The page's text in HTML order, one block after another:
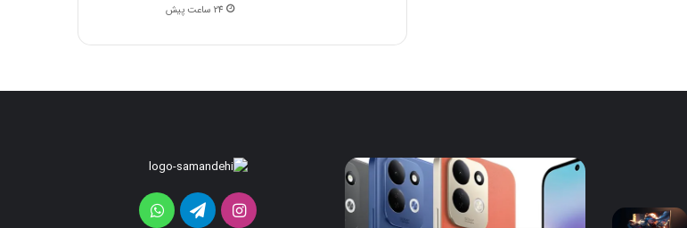
24 ساعت پیش
ردمی
۱۷
با
باتری
اینستاگرامتلگرام واتس